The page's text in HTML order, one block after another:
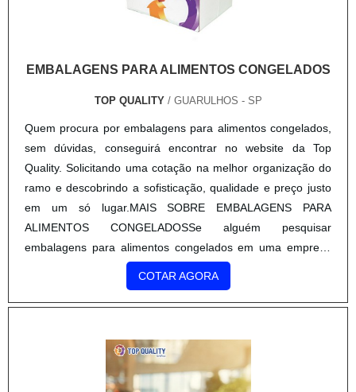
EMBALAGENS PARA ALIMENTOS CONGELADOS
TOP QUALITY / GUARULHOS - SP
Quem procura por embalagens para alimentos congelados,
sem dúvidas, conseguirá encontrar no website da Top
Quality. Solicitando uma cotação na melhor organização do
ramo e descobrindo a sofisticação, qualidade e preço justo
em um só lugar.MAIS SOBRE EMBALAGENS PARA
ALIMENTOS CONGELADOSSe alguém pesquisar
embalagens para alimentos congelados em uma empresa
comprometida com seus serviços, depara com a Top Quality.
Atuando com colmeia pape...
COTAR AGORA